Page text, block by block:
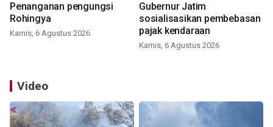
Penanganan pengungsi
Rohingya
Kamis, 6 Agustus 2026
Gubernur Jatim
sosialisasikan pembebasan
pajak kendaraan
Kamis, 6 Agustus 2026
Video